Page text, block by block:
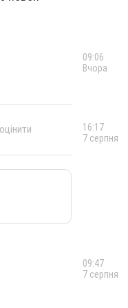
09:06
Вчора
16:17
7 серпня
09:47
7 серпня